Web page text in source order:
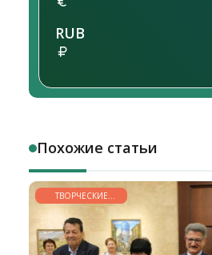
RUB
Похожие статьи
ТВОРЧЕСКИЕ
ГОРИЗОНТЫ